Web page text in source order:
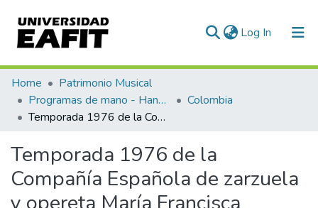
Log In (current)
Communities & Collections
All of DSpace
Home
Patrimonio Musical
Programas de mano - Hand programs
Colombia
Temporada 1976 de la Compañía Española de zarzuela y opereta María Francisca Caballer. Molinos de viento
Temporada 1976 de la
Compañía Española de zarzuela